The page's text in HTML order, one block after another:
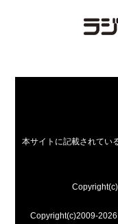
本サイトに記載されてい
Copyright(c)2009-2026